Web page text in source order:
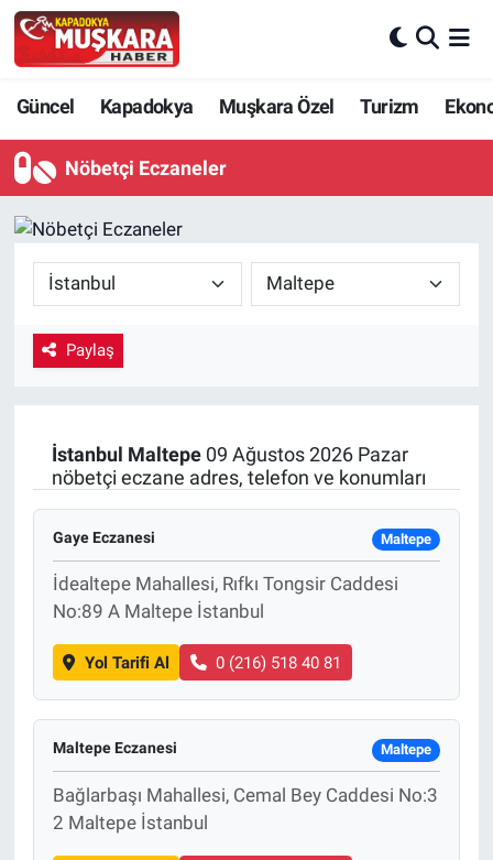
Güncel Kapadokya Muşkara Özel Turizm
Nöbetçi Eczaneler
Paylaş
İstanbul Maltepe09 Ağustos 2026 Pazar
nöbetçi eczane adres, telefon ve konumları
Gaye Eczanesi Maltepe
İdealtepe Mahallesi, Rıfkı Tongsir Caddesi
No:89 A Maltepe İstanbul
Yol Tarifi Al 0 (216) 518 40 81
Maltepe Eczanesi Maltepe
Bağlarbaşı Mahallesi, Cemal Bey Caddesi No:3
2 Maltepe İstanbul
Güncel
SEÇİM
Ekonomi
Kapadokya
Kültür - Sanat
Yaşam
VEFATLAR
Nevşehir Hava Durumu
Nevşehir Trafik Yoğunluk Haritası
Tüm Manşetler
Son Dakika Haberleri